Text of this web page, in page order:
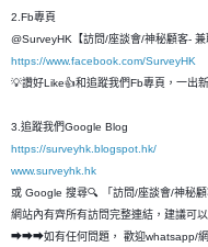
2.Fb專頁
@SurveyHK【訪問/座談會/神秘顧客-
https://www.facebook.com/SurveyHK
💡讚好Like👍和追蹤我們Fb專頁，一出
3.追蹤我們Google Blog
https://surveyhk.blogspot.hk/
www.surveyhk.hk
或 Google 搜尋🔍 「訪問/座談會/神秘
網站內有齊所有訪問完整連結，建議可
➡➡➡如有任何問題， 歡迎whatsapp/網